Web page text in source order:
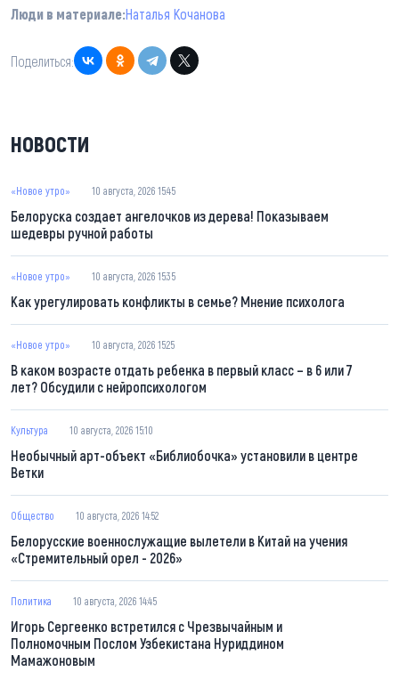
Люди в материале:Наталья Кочанова
Поделиться:
НОВОСТИ
«Новое утро» 10 августа, 2026 15:45
Белоруска создает ангелочков из дерева! Показываем
шедевры ручной работы
«Новое утро» 10 августа, 2026 15:35
Как урегулировать конфликты в семье? Мнение психолога
«Новое утро» 10 августа, 2026 15:25
В каком возрасте отдать ребенка в первый класс – в 6 или 7
лет? Обсудили с нейропсихологом
Культура 10 августа, 2026 15:10
Необычный арт-объект «Библиобочка» установили в центре
Ветки
Общество 10 августа, 2026 14:52
Белорусские военнослужащие вылетели в Китай на учения
«Стремительный орел - 2026»
Политика 10 августа, 2026 14:45
Игорь Сергеенко встретился с Чрезвычайным и
Полномочным Послом Узбекистана Нуриддином
Мамажоновым